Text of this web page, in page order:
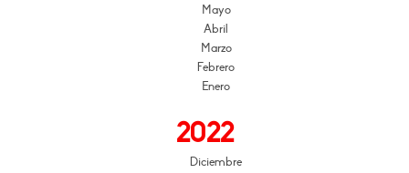
Mayo
Abril
Marzo
Febrero
Enero
2022
Diciembre